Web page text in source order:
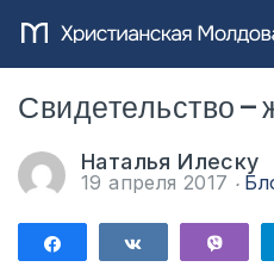
Свидетельство —
Наталья Илеску
19 апреля 2017
ПоделитьсяПоделиться